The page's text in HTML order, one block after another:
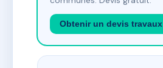
Obtenir un devis travaux